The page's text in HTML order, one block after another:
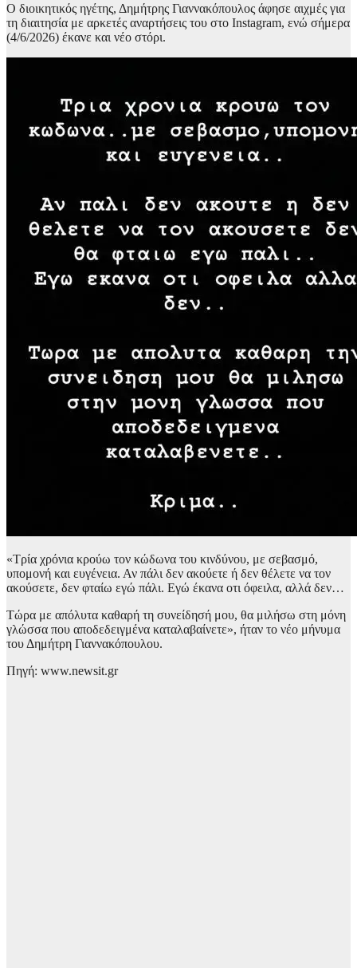
Ο διοικητικός ηγέτης, Δημήτρης Γιαννακόπουλος άφησε αιχμές για
τη διαιτησία με αρκετές αναρτήσεις του στο Instagram, ενώ σήμερα
(4/6/2026) έκανε και νέο στόρι.
«Τρία χρόνια κρούω τον κώδωνα του κινδύνου, με σεβασμό,
υπομονή και ευγένεια. Αν πάλι δεν ακούετε ή δεν θέλετε να τον
ακούσετε, δεν φταίω εγώ πάλι. Εγώ έκανα οτι όφειλα, αλλά δεν…
Τώρα με απόλυτα καθαρή τη συνείδησή μου, θα μιλήσω στη μόνη
γλώσσα που αποδεδειγμένα καταλαβαίνετε», ήταν το νέο μήνυμα
του Δημήτρη Γιαννακόπουλου.
Πηγή: www.newsit.gr